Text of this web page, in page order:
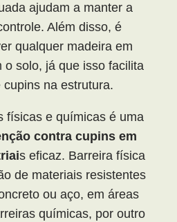
ajudam a manter a
Além disso, é
qualquer madeira em
o solo, já que isso facilita
na estrutura.
físicas e químicas é uma
contra cupins em
s eficaz. Barreira física
de materiais resistentes
ou aço, em áreas
químicas, por outro